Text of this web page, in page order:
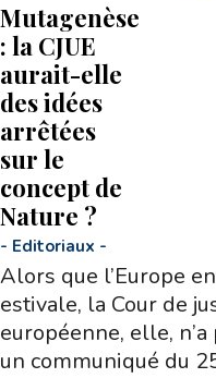
Mutagenèse
: la CJUE
aurait-elle
des idées
arrêtées
sur le
concept de
Nature ?
- Editoriaux -
Alors que l’Europe
estivale, la Cour de
européenne, elle,
un communiqué du